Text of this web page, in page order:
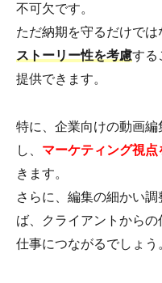
不可欠です。
ただ納期を守るだけでは
ストーリー性を考慮する
提供できます。
特に、企業向けの動画
し、 マーケティング視
きます。
さらに、編集の細かい
ば、クライアントから
仕事につながるでしょう